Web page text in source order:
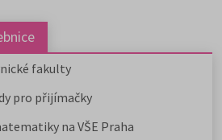
fakulty
pro přijímačky
na VŠE Praha